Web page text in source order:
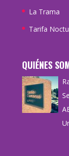
La Trama
Tarifa
QUIÉNES